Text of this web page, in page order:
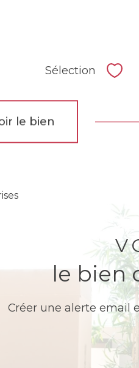
Sélection
le bien
le bien
Créer une alerte email